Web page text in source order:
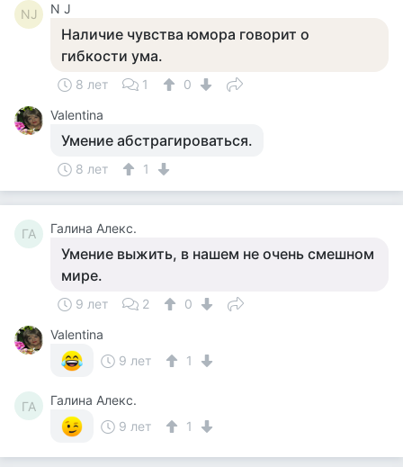
NJ N J
Наличие чувства юмора говорит о
гибкости ума.
8 лет 1
0
Valentina
Умение абстрагироваться.
8 лет 1
ГА Галина Алекс.
Умение выжить, в нашем не очень смешном
мире.
9 лет 2
0
Valentina
9 лет
1
ГА
Галина Алекс.
9 лет
1